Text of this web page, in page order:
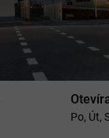
Po, Út,